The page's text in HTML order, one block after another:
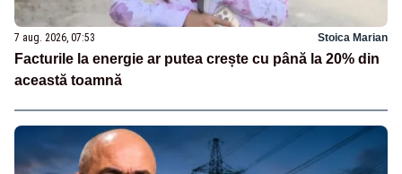
7 aug. 2026, 07:53 Stoica Marian
Facturile la energie ar putea crește cu până la 20% din
această toamnă